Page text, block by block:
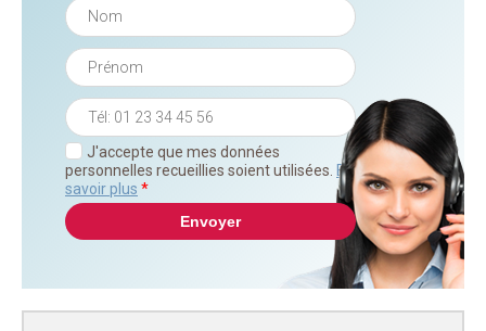
J'accepte que mes données
personnelles recueillies soient utilisées. En
savoir plus *